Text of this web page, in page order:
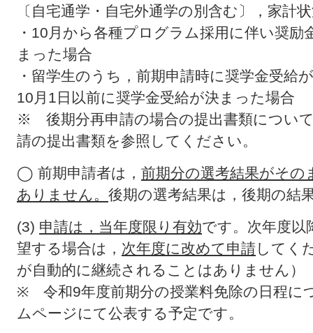
〔自宅通学・自宅外通学の別含む〕，家計
・10月から各種プログラム採用に伴い奨
まった場合
・留学生のうち，前期申請時に奨学金受給
10月1日以前に奨学金受給が決まった場合
※ 後期分再申請の場合の提出書類につい
請の提出書類を参照してください。
◯ 前期申請者は， 前期分の選考結果がそ
ありません。 後期の選考結果は，後期の結
(3) 申請は，当年度限り有効です。次年度以
望する場合は， 次年度に改めて申請してく
が自動的に継続されることはありません）
※ 令和9年度前期分の授業料免除の日程に
ムページにて公表する予定です。